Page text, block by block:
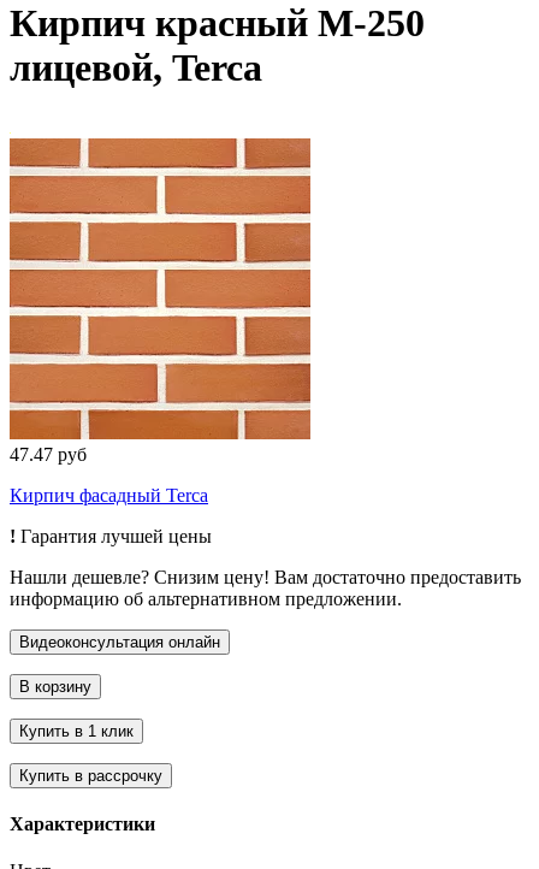
Кирпич красный М-250
лицевой, Terca
47.47 руб
Кирпич фасадный Terca
! Гарантия лучшей цены
Нашли дешевле? Снизим цену! Вам достаточно предоставить
информацию об альтернативном предложении.
Характеристики